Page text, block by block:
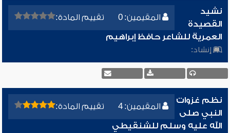
المقيمين: 0 تقييم المادة:
نشيد
القصيدة
العمرية للشاعر حافظ إبراهيم
إنشاد:
المقيمين: 4 تقييم المادة:
نظم غزوات
النبي صلى
الله عليه وسلم للشنقيطي